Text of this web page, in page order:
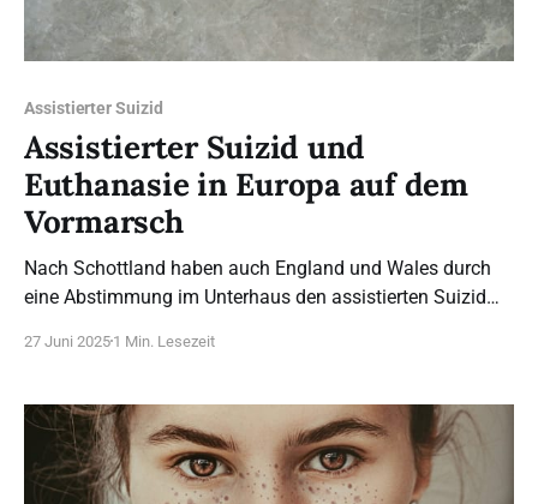
Assistierter Suizid
Assistierter Suizid und
Euthanasie in Europa auf dem
Vormarsch
Nach Schottland haben auch England und Wales durch
eine Abstimmung im Unterhaus den assistierten Suizid
Adults (End of Life) Bill“ ist ein Gesetzentwurf der Labour-
Änderungsanträge vorlagen. Nach heftigen Debatten und
vielen Eingaben von Abgeordneten,
27 Juni 2025 1 Min. Lesezeit